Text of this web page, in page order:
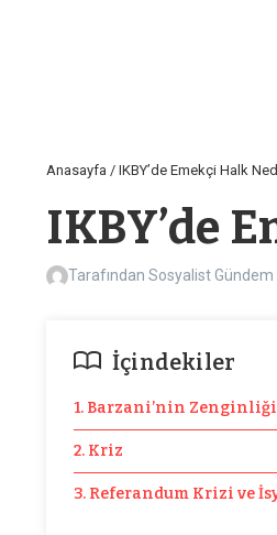
Anasayfa / IKBY’de Emekçi Halk
IKBY’de
Tarafından Sosyalist Gündem
İçindekiler
1. Barzani’nin Zenginliği
2. Kriz
3. Referandum Krizi ve